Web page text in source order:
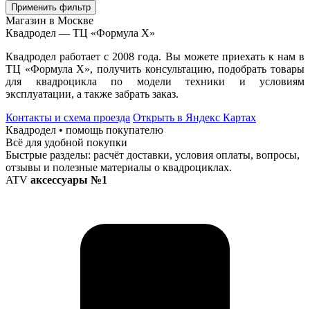
Применить фильтр
Магазин в Москве
Квадродел — ТЦ «Формула Х»
Квадродел работает с 2008 года. Вы можете приехать к нам в
ТЦ «Формула Х», получить консультацию, подобрать товары
для квадроцикла по модели техники и условиям
эксплуатации, а также забрать заказ.
Контакты и схема проезда Открыть в Яндекс Картах
Квадродел • помощь покупателю
Всё для удобной покупки
Быстрые разделы: расчёт доставки, условия оплаты, вопросы,
отзывы и полезные материалы о квадроциклах.
ATV аксессуары №1